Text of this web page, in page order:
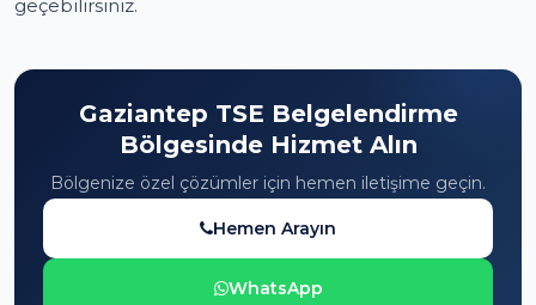
geçebilirsiniz.
Gaziantep TSE Belgelendirme
Bölgesinde Hizmet Alın
Bölgenize özel çözümler için hemen iletişime geçin.
Hemen Arayın
WhatsApp